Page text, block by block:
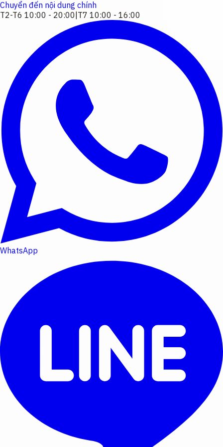
Chuyển đến nội dung chính
T2-T6 10:00 - 20:00 T7 10:00 - 16:00
WhatsApp